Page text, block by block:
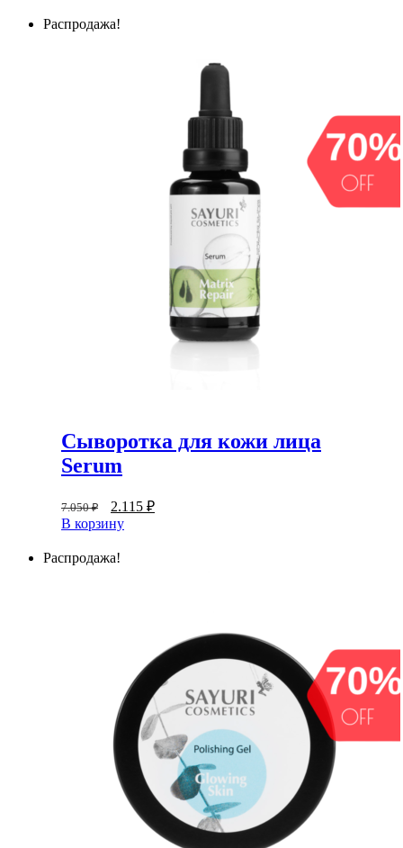
Распродажа!
Сыворотка для кожи лица
Serum
7.050₽ 2.115 ₽
В корзину
Распродажа!